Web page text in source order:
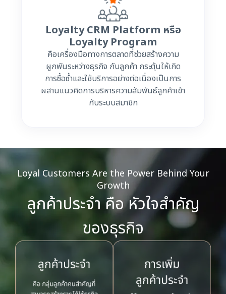
Loyalty CRM Platform หรือ
Loyalty Program
คือเครื่องมือทางการตลาดที่ช่วยสร้างความ
ผูกพันระหว่างธุรกิจ กับลูกค้า กระตุ้นให้เกิด
การซื้อซ้ำและใช้บริการอย่างต่อเนื่องเป็นการ
ผสานแนวคิดการบริหารความสัมพันธ์ลูกค้าเข้า
กับระบบสมาชิก
Loyal Customers Are the Power Behind Your
Growth
ลูกค้าประจำ คือ หัวใจสำคัญ
ของธุรกิจ